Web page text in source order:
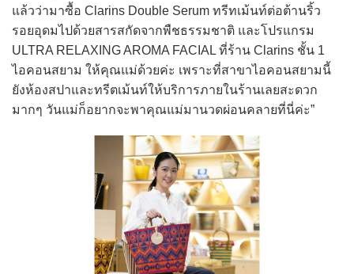
แล้วว่ามาซื้อ Clarins Double Serum ทรีทเม้นท์ต่อต้านริ้ว
รอยอุดมไปด้วยสารสกัดจากพืชธรรมชาติ และโปรแกรม
ULTRA RELAXING AROMA FACIAL ที่ร้าน Clarins ชั้น 1
ไอคอนสยาม ให้คุณแม่ด้วยค่ะ เพราะที่สาขาไอคอนสยามนี้
ยังห้องสปาและทรีตเม้นท์ให้บริการภายในร้านเลยสะดวก
มากๆ วันแม่ก็อยากจะพาคุณแม่มานวดผ่อนคลายที่นี่ค่ะ”